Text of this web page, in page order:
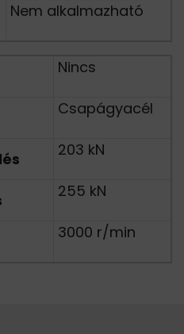
Nem alkalmazható
Nincs
Csapágyacél
203 kN
255 kN
3000 r/min